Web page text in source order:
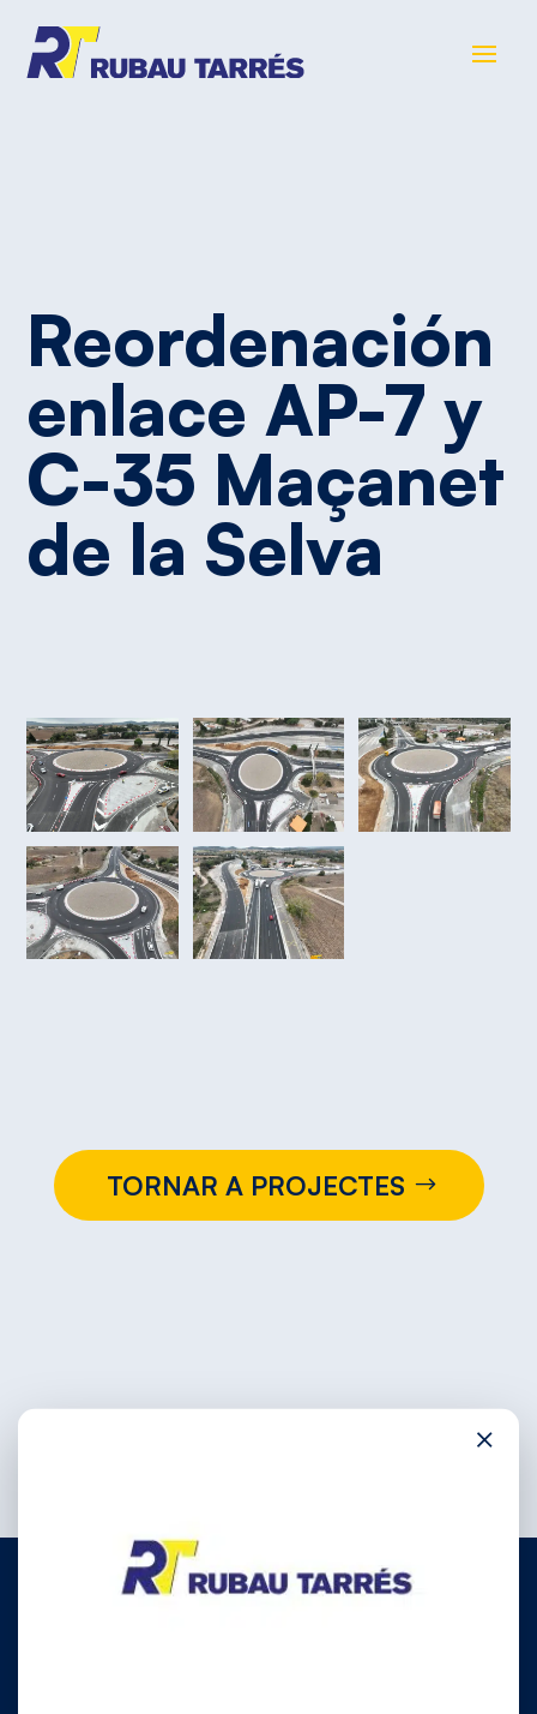
Reordenación
enlace AP-7 y
C-35 Maçanet
de la Selva
TORNAR A PROJECTES
×